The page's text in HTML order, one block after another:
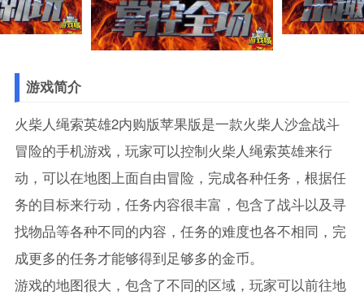
游戏简介
火柴人绳索英雄2内购版苹果版是一款火柴人沙盒战斗
冒险的手机游戏，玩家可以控制火柴人绳索英雄来行
动，可以在地图上面自由冒险，完成各种任务，根据任
务的目标来行动，任务内容很丰富，包含了战斗以及寻
找物品等各种不同的内容，任务的难度也各不相同，完
成更多的任务才能够得到足够多的金币。
游戏的地图很大，包含了不同的区域，玩家可以前往地